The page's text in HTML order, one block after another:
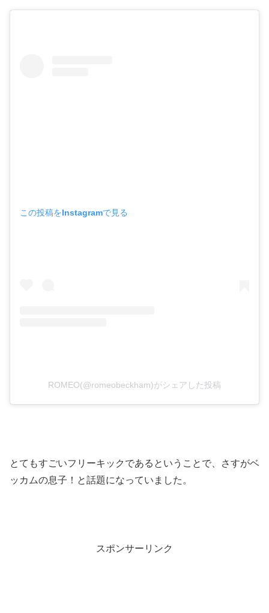
この投稿をInstagramで見る
ROMEO(@romeobeckham)がシェアした投稿
とてもすごいフリーキックであるということで、さすがベ
ッカムの息子！と話題になっていました。
スポンサーリンク